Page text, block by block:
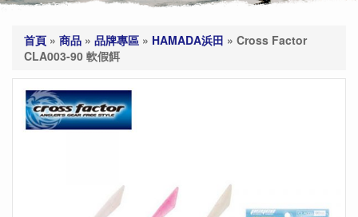
首頁 » 商品 » 品牌專區 » HAMADA浜田 » Cross Factor
CLA003-90 軟假餌